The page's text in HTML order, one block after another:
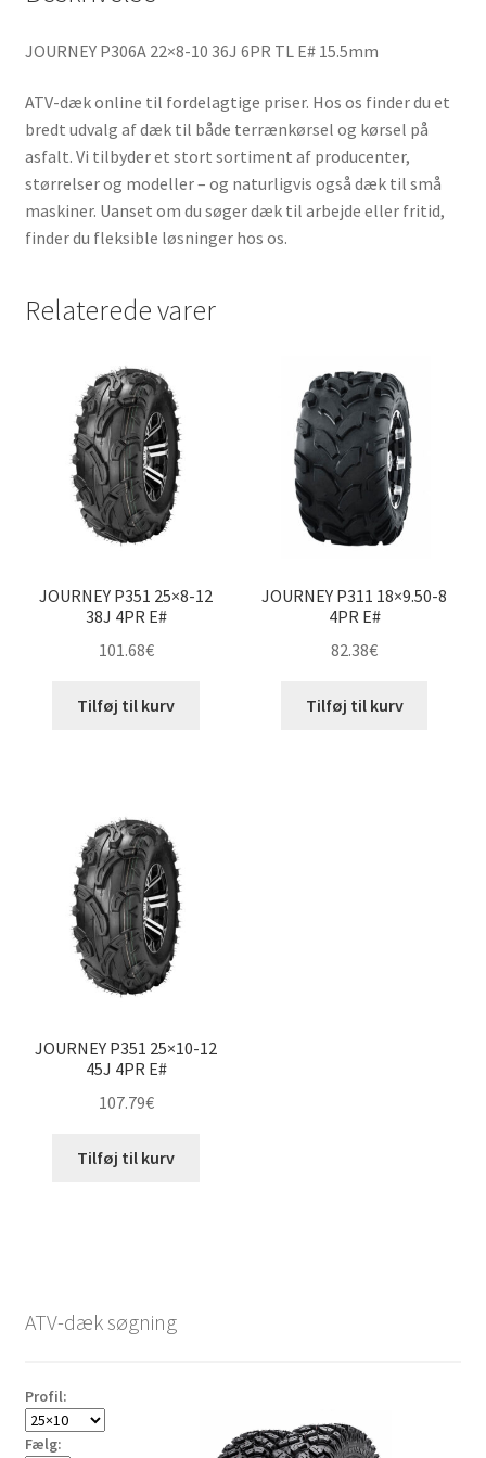
JOURNEY P306A 22×8-10 36J 6PR TL E# 15.5mm
ATV-dæk online til fordelagtige priser. Hos os finder du et
bredt udvalg af dæk til både terrænkørsel og kørsel på
asfalt. Vi tilbyder et stort sortiment af producenter,
størrelser og modeller – og naturligvis også dæk til små
maskiner. Uanset om du søger dæk til arbejde eller fritid,
finder du fleksible løsninger hos os.
Relaterede varer
JOURNEY P351 25×8-12
38J 4PR E#
101.68€
Tilføj til kurv
JOURNEY P311 18×9.50-8
4PR E#
82.38€
Tilføj til kurv
JOURNEY P351 25×10-12
45J 4PR E#
107.79€
Tilføj til kurv
ATV-dæk søgning
Profil:
Fælg: